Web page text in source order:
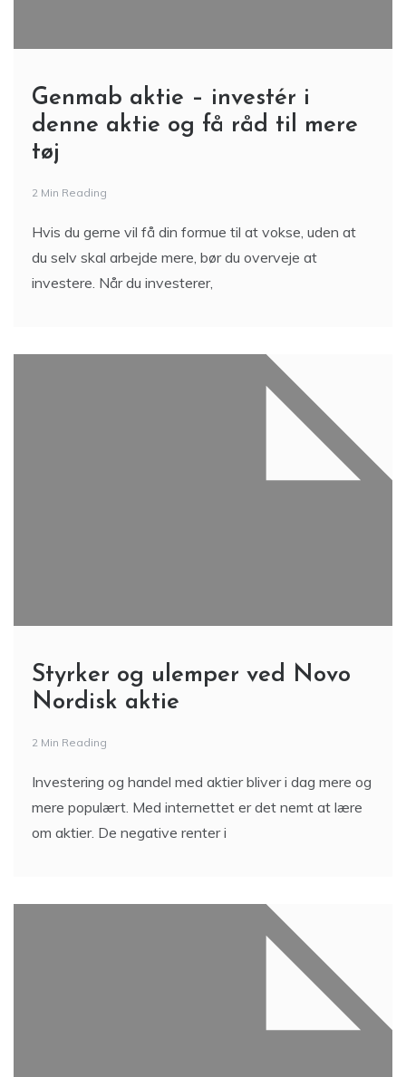
Genmab aktie – investér i
denne aktie og få råd til mere
tøj
2 Min Reading
Hvis du gerne vil få din formue til at vokse, uden at
du selv skal arbejde mere, bør du overveje at
investere. Når du investerer,
Styrker og ulemper ved Novo
Nordisk aktie
2 Min Reading
Investering og handel med aktier bliver i dag mere og
mere populært. Med internettet er det nemt at lære
om aktier. De negative renter i